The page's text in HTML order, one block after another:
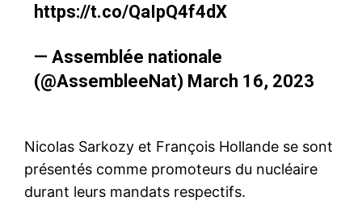
https://t.co/QaIpQ4f4dX
— Assemblée nationale
(@AssembleeNat) March 16, 2023
Nicolas Sarkozy et François Hollande se sont
présentés comme promoteurs du nucléaire
durant leurs mandats respectifs.